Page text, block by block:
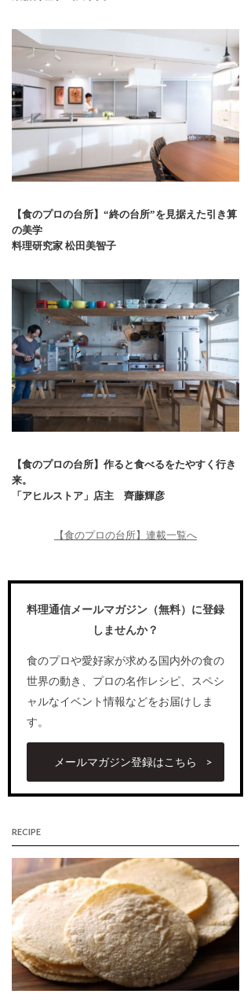
【食のプロの台所】“終の台所”を見据えた引き算
の美学
料理研究家 松田美智子
【食のプロの台所】作ると食べるをたやすく行き
来。
「アヒルストア」店主 齊藤輝彦
【食のプロの台所】連載一覧へ
料理通信メールマガジン（無料）に登録
しませんか？
食のプロや愛好家が求める国内外の食の
世界の動き、プロの名作レシピ、スペシ
ャルなイベント情報などをお届けしま
す。
メールマガジン登録はこちら
RECIPE